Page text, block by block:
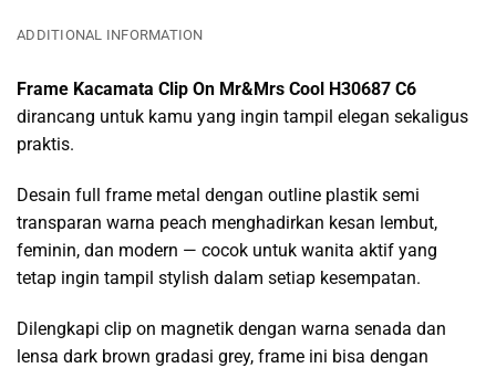
ADDITIONAL INFORMATION
Frame Kacamata Clip On Mr&Mrs Cool H30687 C6
dirancang untuk kamu yang ingin tampil elegan sekaligus
praktis.
Desain full frame metal dengan outline plastik semi
transparan warna peach menghadirkan kesan lembut,
feminin, dan modern — cocok untuk wanita aktif yang
tetap ingin tampil stylish dalam setiap kesempatan.
Dilengkapi clip on magnetik dengan warna senada dan
lensa dark brown gradasi grey, frame ini bisa dengan